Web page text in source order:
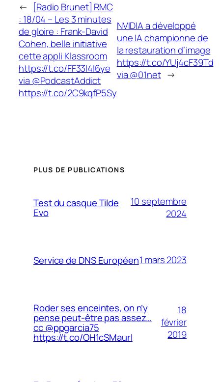
← [Radio Brunet] RMC
: 18/04 – Les 3 minutes
de gloire : Frank-David
Cohen, belle initiative
cette appli Klassroom
https://t.co/FF33I4I6ye
via @PodcastAddict
https://t.co/2C9kqfP5Sy
NVIDIA a développé
une IA championne de
la restauration d’image
https://t.co/YUj4cF39Td
via @01net →
PLUS DE PUBLICATIONS
Test du casque Tilde
Evo
10 septembre
2024
Service de DNS Européen1 mars 2023
Roder ses enceintes, on n’y
pense peut-être pas assez…
cc @ppgarcia75
https://t.co/OH1cSMaurl
18
février
2019